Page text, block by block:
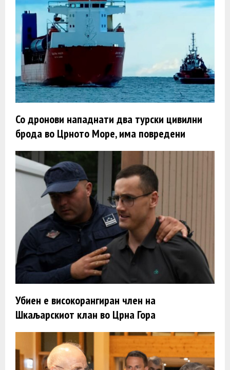
Со дронови нападнати два турски цивилни
брода во Црното Море, има повредени
Убиен е високорангиран член на
Шкаљарскиот клан во Црна Гора